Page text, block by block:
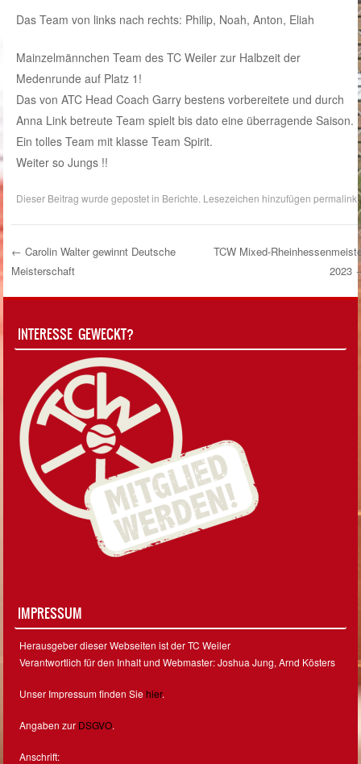
Das Team von links nach rechts: Philip, Noah, Anton, Eliah
Mainzelmännchen Team des TC Weiler zur Halbzeit der
Medenrunde auf Platz 1!
Das von ATC Head Coach Garry bestens vorbereitete und durch
Anna Link betreute Team spielt bis dato eine überragende Saison.
Ein tolles Team mit klasse Team Spirit.
Weiter so Jungs !!
Dieser Beitrag wurde gepostet in Berichte. Lesezeichen hinzufügenpermalink.
Post Navigation
← Carolin Walter gewinnt Deutsche
Meisterschaft
TCW Mixed-
2023
INTERESSE GEWECKT?
IMPRESSUM
Herausgeber dieser Webseiten ist der TC Weiler
Verantwortlich für den Inhalt und Webmaster: Joshua Jung, Arnd Kösters
Unser Impressum finden Siehier.
Angaben zur DSGVO.
Anschrift: